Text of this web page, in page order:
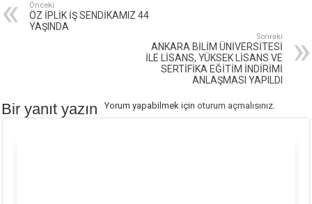
Önceki
ÖZ İPLİK İŞ SENDİKAMIZ 44
YAŞINDA
Sonraki
ANKARA BİLİM ÜNİVERSİTESİ
İLE LİSANS, YÜKSEK LİSANS VE
SERTİFİKA EĞİTİM İNDİRİMİ
ANLAŞMASI YAPILDI
Bir yanıt yazın Yorum yapabilmek içinoturum açmalısınız.